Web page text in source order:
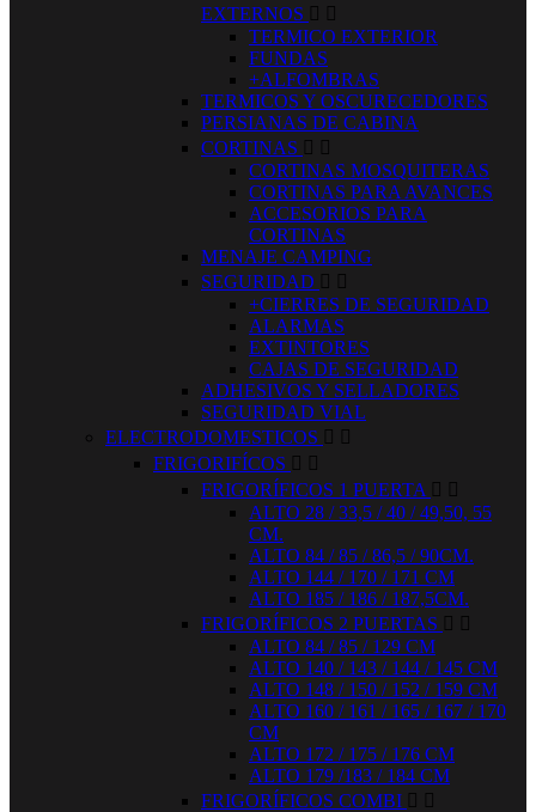
EXTERNOS  
TERMICO EXTERIOR
FUNDAS
+ALFOMBRAS
TERMICOS Y OSCURECEDORES
PERSIANAS DE CABINA
CORTINAS  
CORTINAS MOSQUITERAS
CORTINAS PARA AVANCES
ACCESORIOS PARA
CORTINAS
MENAJE CAMPING
SEGURIDAD  
+CIERRES DE SEGURIDAD
ALARMAS
EXTINTORES
CAJAS DE SEGURIDAD
ADHESIVOS Y SELLADORES
SEGURIDAD VIAL
ELECTRODOMESTICOS  
FRIGORIFÍCOS  
FRIGORÍFICOS 1 PUERTA  
ALTO 28 / 33,5 / 40 / 49,50, 55
CM.
ALTO 84 / 85 / 86,5 / 90CM.
ALTO 144 / 170 / 171 CM
ALTO 185 / 186 / 187,5CM.
FRIGORÍFICOS 2 PUERTAS  
ALTO 84 / 85 / 129 CM
ALTO 140 / 143 / 144 / 145 CM
ALTO 148 / 150 / 152 / 159 CM
ALTO 160 / 161 / 165 / 167 / 170
CM
ALTO 172 / 175 / 176 CM
ALTO 179 /183 / 184 CM
FRIGORÍFICOS COMBI  